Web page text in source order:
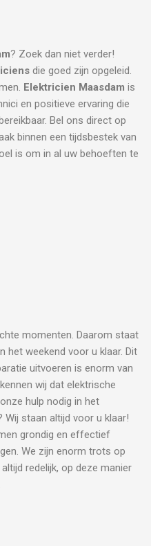
? Zoek dan niet verder!
die goed zijn opgeleid.
Elektricien Maasdam is
en positieve ervaring die
Bel ons direct op
binnen een tijdsbestek van
is om in al uw behoeften te
momenten. Daarom staat
het weekend voor u klaar. Dit
uitvoeren is enorm van
wij dat elektrische
hulp nodig in het
staan altijd voor u klaar!
grondig en effectief
We zijn enorm trots op
redelijk, op deze manier